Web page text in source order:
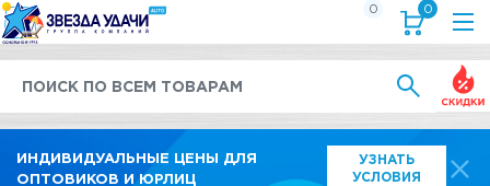
ИНДИВИДУАЛЬНЫЕ ЦЕНЫ ДЛЯ
ОПТОВИКОВ И ЮРЛИЦ
УЗНАТЬ
УСЛОВИЯ
0 0